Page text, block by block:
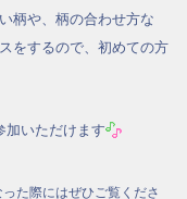
柄や、柄の合わせ方な
をするので、初めての方
加いただけます
た際にはぜひご覧くださ